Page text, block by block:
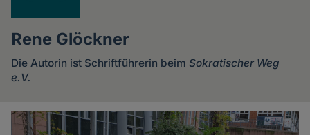
Rene Glöckner
Die Autorin ist Schriftführerin beimSokratischer Weg
e.V.